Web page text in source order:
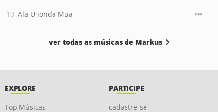
Älä Uhonda Mua
ver todas as músicas de Markus
EXPLORE
Top Músicas
PARTICIPE
cadastre-se